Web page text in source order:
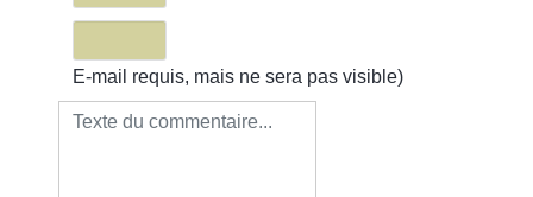
E-mail requis, mais ne sera pas visible)